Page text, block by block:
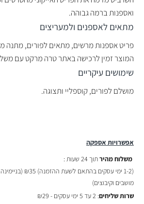
אפשרויות אספקה
משלוח מהירתוך 24 שעות :
(1-2 ימי עסקים בהתאם לשעת ההזמנה)
₪35
מושבים וקיבוצים)
שרות שליחים: 2 עד 5 ימי עסקים - ₪29
ואספנות ברמה גבוהה.
מתאים לאספנים ולמעריצים
פריט אספנות מרשים, מתאים לפורים, מתנה
המוצר זמין לרכישה באתר טרה מרקט עם
שימושים עיקריים
מושלם לפורים, קוספליי ותצוגה.